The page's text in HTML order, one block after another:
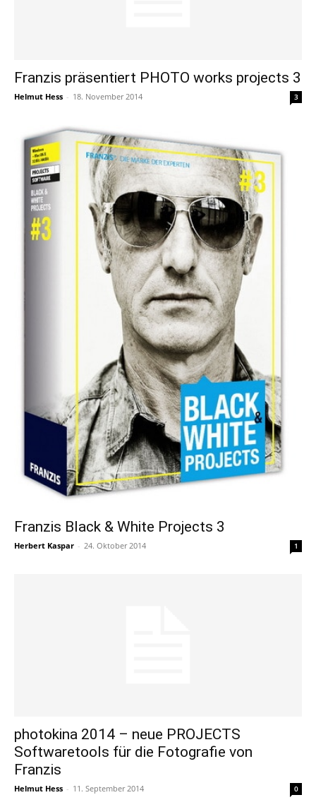
Franzis präsentiert PHOTO works projects 3
Helmut Hess - 18. November 2014 3
Franzis Black & White Projects 3
Herbert Kaspar - 24. Oktober 2014 1
photokina 2014 – neue PROJECTS
Softwaretools für die Fotografie von
Franzis
Helmut Hess - 11. September 2014 0